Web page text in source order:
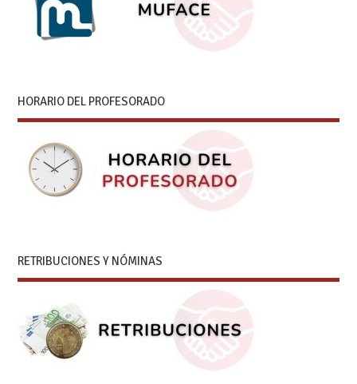
HORARIO DEL PROFESORADO
RETRIBUCIONES Y NÓMINAS